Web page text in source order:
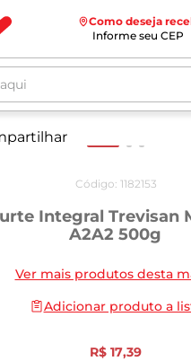
Como deseja
Informe seu CEP
Código: 1182153
Integral Trevisan
A2A2 500g
Ver mais produtos desta
Adicionar produto a
R$ 17,39